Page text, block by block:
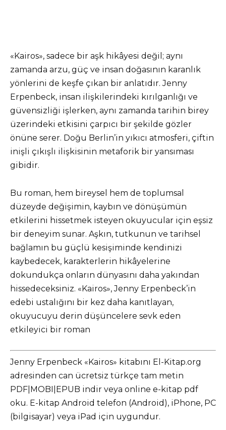
«Kairos», sadece bir aşk hikâyesi değil; aynı
zamanda arzu, güç ve insan doğasının karanlık
yönlerini de keşfe çıkan bir anlatıdır. Jenny
Erpenbeck, insan ilişkilerindeki kırılganlığı ve
güvensizliği işlerken, aynı zamanda tarihin birey
üzerindeki etkisini çarpıcı bir şekilde gözler
önüne serer. Doğu Berlin’in yıkıcı atmosferi, çiftin
inişli çıkışlı ilişkisinin metaforik bir yansıması
gibidir.
Bu roman, hem bireysel hem de toplumsal
düzeyde değişimin, kaybın ve dönüşümün
etkilerini hissetmek isteyen okuyucular için eşsiz
bir deneyim sunar. Aşkın, tutkunun ve tarihsel
bağlamın bu güçlü kesişiminde kendinizi
kaybedecek, karakterlerin hikâyelerine
dokundukça onların dünyasını daha yakından
hissedeceksiniz. «Kairos», Jenny Erpenbeck’in
edebi ustalığını bir kez daha kanıtlayan,
okuyucuyu derin düşüncelere sevk eden
etkileyici bir roman
Jenny Erpenbeck «Kairos» kitabını El-Kitap.org
adresinden can ücretsiz türkçe tam metin
PDF|MOBI|EPUB indir veya online e-kitap pdf
oku. E-kitap Android telefon (Android), iPhone, PC
(bilgisayar) veya iPad için uygundur.